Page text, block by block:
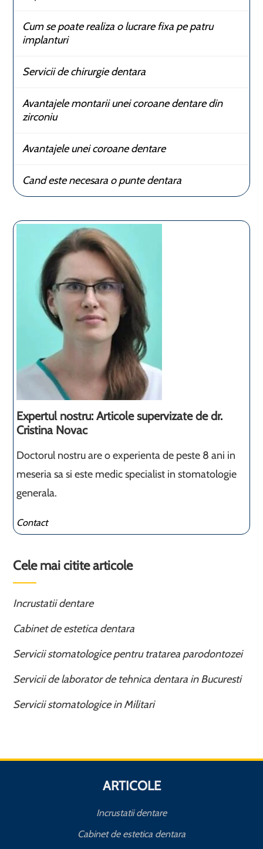
Cum se poate realiza o lucrare fixa pe patru
implanturi
Servicii de chirurgie dentara
Avantajele montarii unei coroane dentare din
zirconiu
Avantajele unei coroane dentare
Cand este necesara o punte dentara
Expertul nostru: Articole supervizate de dr.
Cristina Novac
Doctorul nostru are o experienta de peste 8 ani in
meseria sa si este medic specialist in stomatologie
generala.
Contact
Cele mai citite articole
Incrustatii dentare
Cabinet de estetica dentara
Servicii stomatologice pentru tratarea parodontozei
Servicii de laborator de tehnica dentara in Bucuresti
Servicii stomatologice in Militari
ARTICOLE
Incrustatii dentare
Cabinet de estetica dentara